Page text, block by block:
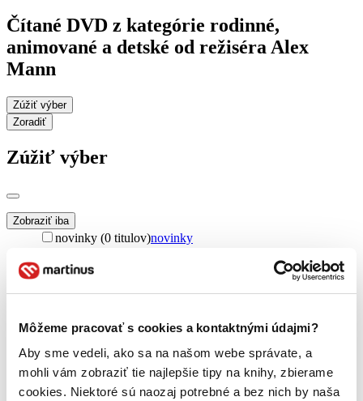
Môžeme pracovať s cookies a kontaktnými údajmi?
Aby sme vedeli, ako sa na našom webe správate, a
mohli vám zobraziť tie najlepšie tipy na knihy, zbierame
cookies. Niektoré sú naozaj potrebné a bez nich by naša
Čítané DVD z kategórie rodinné,
animované a detské od režiséra Alex
Mann
Zúžiť výber
Zoradiť
Zúžiť výber
Zobraziť iba
novinky (0 titulov)novinky
Dostupnosť
pripravujeme (0 titulov)pripravujeme
dostupná (bez vypredaných) (0 titulov)dostupná (bez
vypredaných)
Nové / čítané